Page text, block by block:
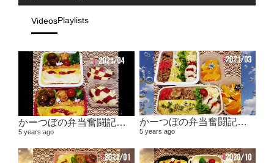
VideosPlaylists
かーつぼの弁当奮闘記その6 【２０２１年４月～５月】
5 years ago
かーつぼの弁当奮闘記その5 【２０２１年２月～３月】
5 years ago